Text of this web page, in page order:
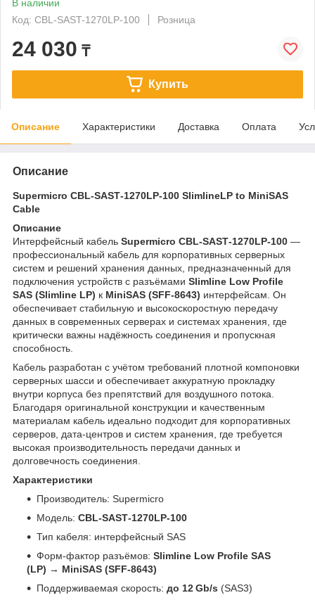
В наличии
Код: CBL-SAST-1270LP-100
Розница
24 030 ₸
Купить
Описание Характеристики Доставка Оплата
Описание
Supermicro CBL‑SAST‑1270LP‑100 SlimlineLP to MiniSAS
Cable
Описание
Интерфейсный кабель Supermicro CBL‑SAST‑1270LP‑100 —
профессиональный кабель для корпоративных серверных
систем и решений хранения данных, предназначенный для
подключения устройств с разъёмами Slimline Low Profile
SAS (Slimline LP) к MiniSAS (SFF‑8643) интерфейсам. Он
обеспечивает стабильную и высокоскоростную передачу
данных в современных серверах и системах хранения, где
критически важны надёжность соединения и пропускная
способность.
Кабель разработан с учётом требований плотной компоновки
серверных шасси и обеспечивает аккуратную прокладку
внутри корпуса без препятствий для воздушного потока.
Благодаря оригинальной конструкции и качественным
материалам кабель идеально подходит для корпоративных
серверов, дата‑центров и систем хранения, где требуется
высокая производительность передачи данных и
долговечность соединения.
Характеристики
Производитель: Supermicro
Модель: CBL‑SAST‑1270LP‑100
Тип кабеля: интерфейсный SAS
Форм‑фактор разъёмов: Slimline Low Profile SAS
(LP) → MiniSAS (SFF‑8643)
Поддерживаемая скорость: до 12 Gb/s (SAS3)